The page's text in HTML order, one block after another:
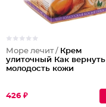
Море лечит / Крем
улиточный Как вернуть
молодость кожи
426 ₽